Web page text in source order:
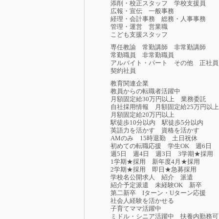
添削・校正スタッフ
学校支援員
広報・宣伝
一般事務
経理・会計事務
総務・人事事務
管理・運営
営業職
こども支援スタッフ
専任教諭
常勤講師
非常勤講師
常勤職員
非常勤職員
アルバイト・パート
その他
正社員
契約社員
教育関連企業
教員からの転職者活躍中
月額固定給30万円以上
業務委託
自社採用情報
月額固定給25万円以上
月額固定給20万円以上
駅徒歩10分以内
駅徒歩5分以内
英語力を活かす
資格を活かす
AMのみ
15時退勤
土日祝休
初めての転職応援
学生OK
週6日
週5日
週4日 週3日
3学期★採用
1学期★採用
新年度4月★採用
2学期★採用
即日★急募採用
学校名公開求人
紹介
派遣
紹介予定派遣
未経験OK
新卒
第二新卒
Iターン・Uターン応援
社会人経験を活かせる
子育てママ活躍中
ミドル・シニア活躍中
扶養内勤務可